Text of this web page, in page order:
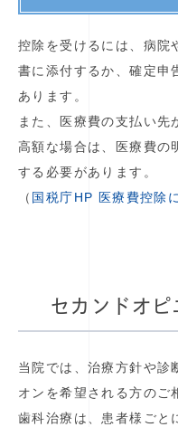
控除を受けるには、病院
書に添付するか、確定申
あります。
また、医療費の支払い先
高額な場合は、医療費の
する必要があります。
（ 国税庁HP 医療費控除
セカンドオピ
当院では、治療方針や診
オンを希望される方のご
歯科治療は、患者様ごと